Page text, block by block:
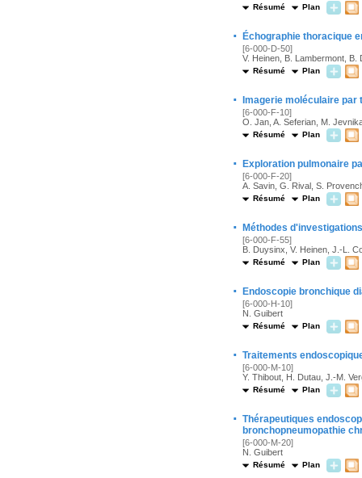
Résumé Plan
· Échographie thoracique
[6-000-D-50]
V. Heinen, B. Lambermont, B.
Résumé Plan
· Imagerie moléculaire
[6-000-F-10]
O. Jan, A. Seferian, M.
Résumé Plan
· Exploration pulmonaire
[6-000-F-20]
A. Savin, G. Rival, S.
Résumé Plan
· Méthodes
[6-000-F-55]
B. Duysinx, V. Heinen, J.-L.
Résumé Plan
· Endoscopie bronchique
[6-000-H-10]
N. Guibert
Résumé Plan
· Traitements
[6-000-M-10]
Y. Thibout, H. Dutau, J.-M.
Résumé Plan
· Thérapeutiques
bronchopneumopathie
[6-000-M-20]
N. Guibert
Résumé Plan